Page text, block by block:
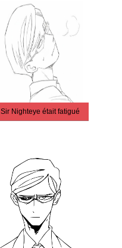
Sir Nighteye était fatigué